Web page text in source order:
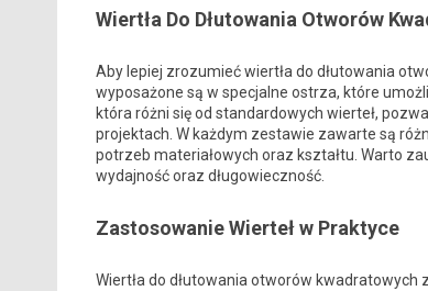
Wiertła Do Dłutowania Otworów
Aby lepiej zrozumieć wiertła do dłutowania
wyposażone są w specjalne ostrza, które
która różni się od standardowych wierteł,
projektach. W każdym zestawie zawarte są
potrzeb materiałowych oraz kształtu. Warto
wydajność oraz długowieczność.
Zastosowanie Wierteł w Praktyce
Wiertła do dłutowania otworów